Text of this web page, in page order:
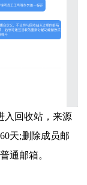
入回收站，来源
天;删除成员邮
通邮箱。